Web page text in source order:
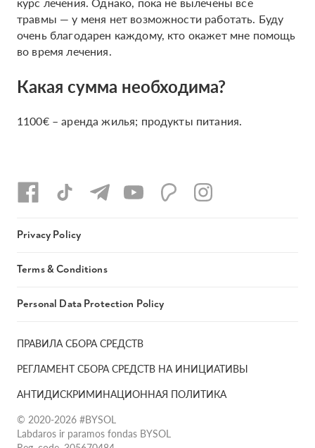
травмы — у меня нет возможности работать. Буду
очень благодарен каждому, кто окажет мне помощь
во время лечения.
Какая сумма необходима?
1100€ – аренда жилья; продукты питания.
ПРАВИЛА СБОРА СРЕДСТВ
РЕГЛАМЕНТ СБОРА СРЕДСТВ НА ИНИЦИАТИВЫ
АНТИДИСКРИМИНАЦИОННАЯ ПОЛИТИКА
© 2020-2026 #BYSOL
Labdaros ir paramos fondas BYSOL
Privacy Policy
Terms & Conditions
Personal Data Protection Policy